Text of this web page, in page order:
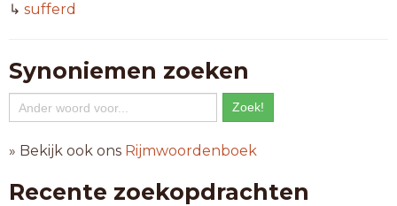
↳ sufferd
Synoniemen zoeken
» Bekijk ook ons Rijmwoordenboek
Recente zoekopdrachten